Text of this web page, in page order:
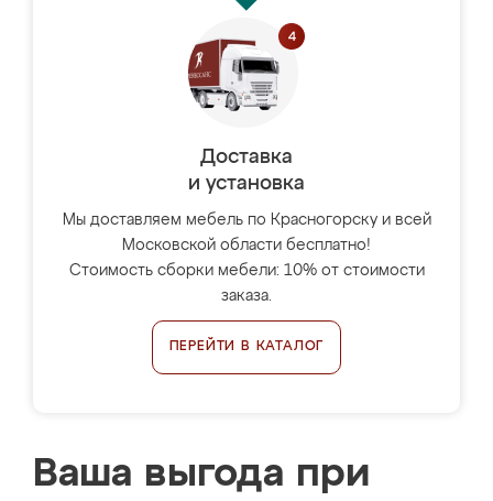
Доставка
и установка
Мы доставляем мебель по Красногорску и всей
Московской области бесплатно!
Стоимость сборки мебели: 10% от стоимости
заказа.
ПЕРЕЙТИ В КАТАЛОГ
Ваша выгода при